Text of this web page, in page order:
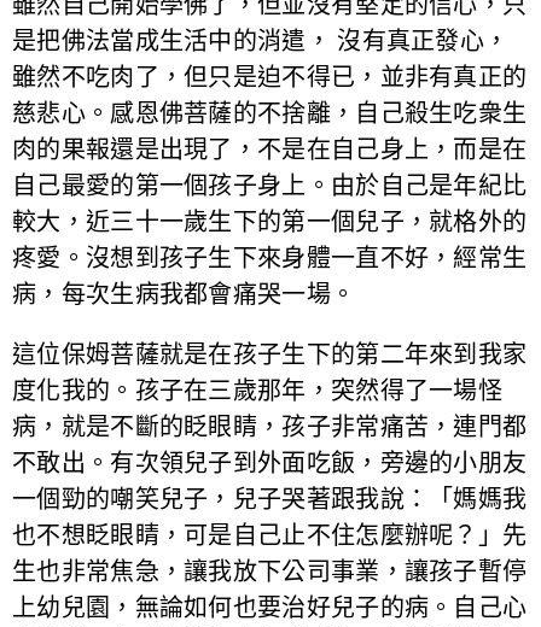
是把佛法當成生活中的消遣， 沒有真正發心，
雖然不吃肉了，但只是迫不得已，並非有真正的
慈悲心。感恩佛菩薩的不捨離，自己殺生吃衆生
肉的果報還是出現了，不是在自己身上，而是在
自己最愛的第一個孩子身上。由於自己是年紀比
較大，近三十一歲生下的第一個兒子，就格外的
疼愛。沒想到孩子生下來身體一直不好，經常生
病，每次生病我都會痛哭一場。
這位保姆菩薩就是在孩子生下的第二年來到我家
度化我的。孩子在三歲那年，突然得了一場怪
病，就是不斷的眨眼睛，孩子非常痛苦，連門都
不敢出。有次領兒子到外面吃飯，旁邊的小朋友
一個勁的嘲笑兒子，兒子哭著跟我說：「媽媽我
也不想眨眼睛，可是自己止不住怎麼辦呢？」先
生也非常焦急，讓我放下公司事業，讓孩子暫停
上幼兒園，無論如何也要治好兒子的病。自己心